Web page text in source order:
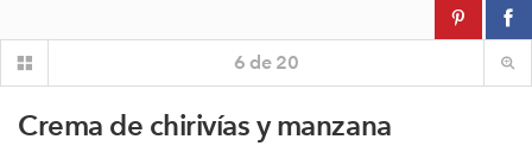
6 de 20
Crema de chirivías y manzana